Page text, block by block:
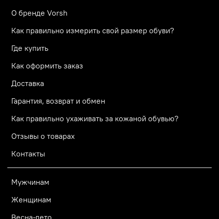
О бренде Vorsh
Как правильно измерить свой размер обуви?
Где купить
Как оформить заказ
Доставка
Гарантия, возврат и обмен
Как правильно ухаживать за кожаной обувью?
Отзывы о товарах
Контакты
Мужчинам
Женщинам